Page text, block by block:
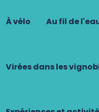
À vélo Au fil de
Virées dans les